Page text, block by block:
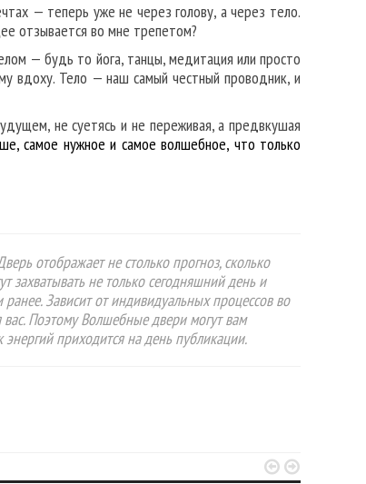
— теперь уже не через голову, а через тело.
отзывается во мне трепетом?
— будь то йога, танцы, медитация или просто
вдоху. Тело — наш самый честный проводник, и
не суетясь и не переживая, а предвкушая
самое нужное и самое волшебное, что только
отображает не столько прогноз, сколько
захватывать не только сегодняшний день и
Зависит от индивидуальных процессов во
Поэтому Волшебные двери могут вам
приходится на день публикации.
 